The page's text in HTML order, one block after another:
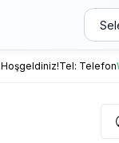
Hoşgeldiniz!Tel: Telefon